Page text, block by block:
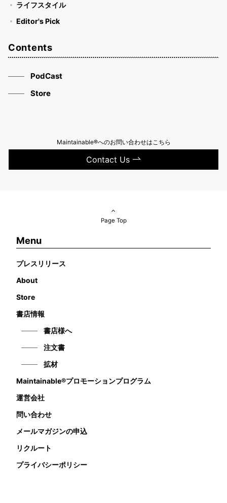
ライフスタイル
Editor's Pick
Contents
PodCast
Store
Maintainable®へのお問い合わせはこちら
Contact Us
Page Top
Menu
プレスリリース
About
Store
書店情報
書店様へ
注文書
拡材
Maintainable®プロモーションプログラム
運営会社
問い合わせ
メールマガジンの申込
リクルート
プライバシーポリシー